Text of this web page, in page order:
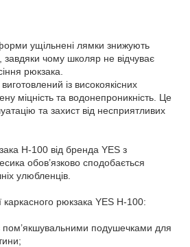
ущільнені лямки знижують
завдяки чому школяр не відчуває
рюкзака.
із високоякісних
міцність та водонепроникність. Це
та захист від несприятливих
H-100 від бренда YES з
обов’язково сподобається
улюбленців.
каркасного рюкзака YES H-100:
пом’якшувальними подушечками для